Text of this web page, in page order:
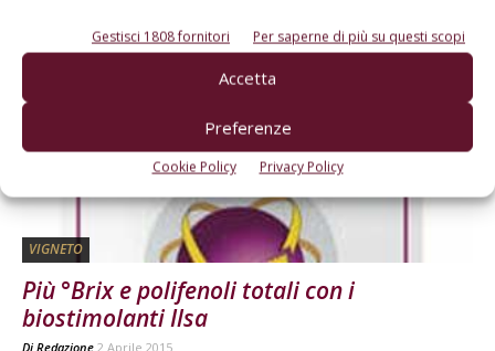
Gestisci 1808 fornitori Per saperne di più su questi scopi
Accetta
Preferenze
Cookie Policy Privacy Policy
VIGNETO
Più °Brix e polifenoli totali con i
biostimolanti Ilsa
Di Redazione 2 Aprile 2015